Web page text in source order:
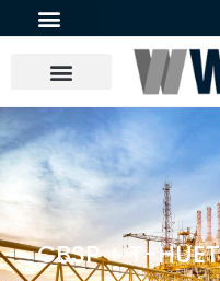
CBSP + T-